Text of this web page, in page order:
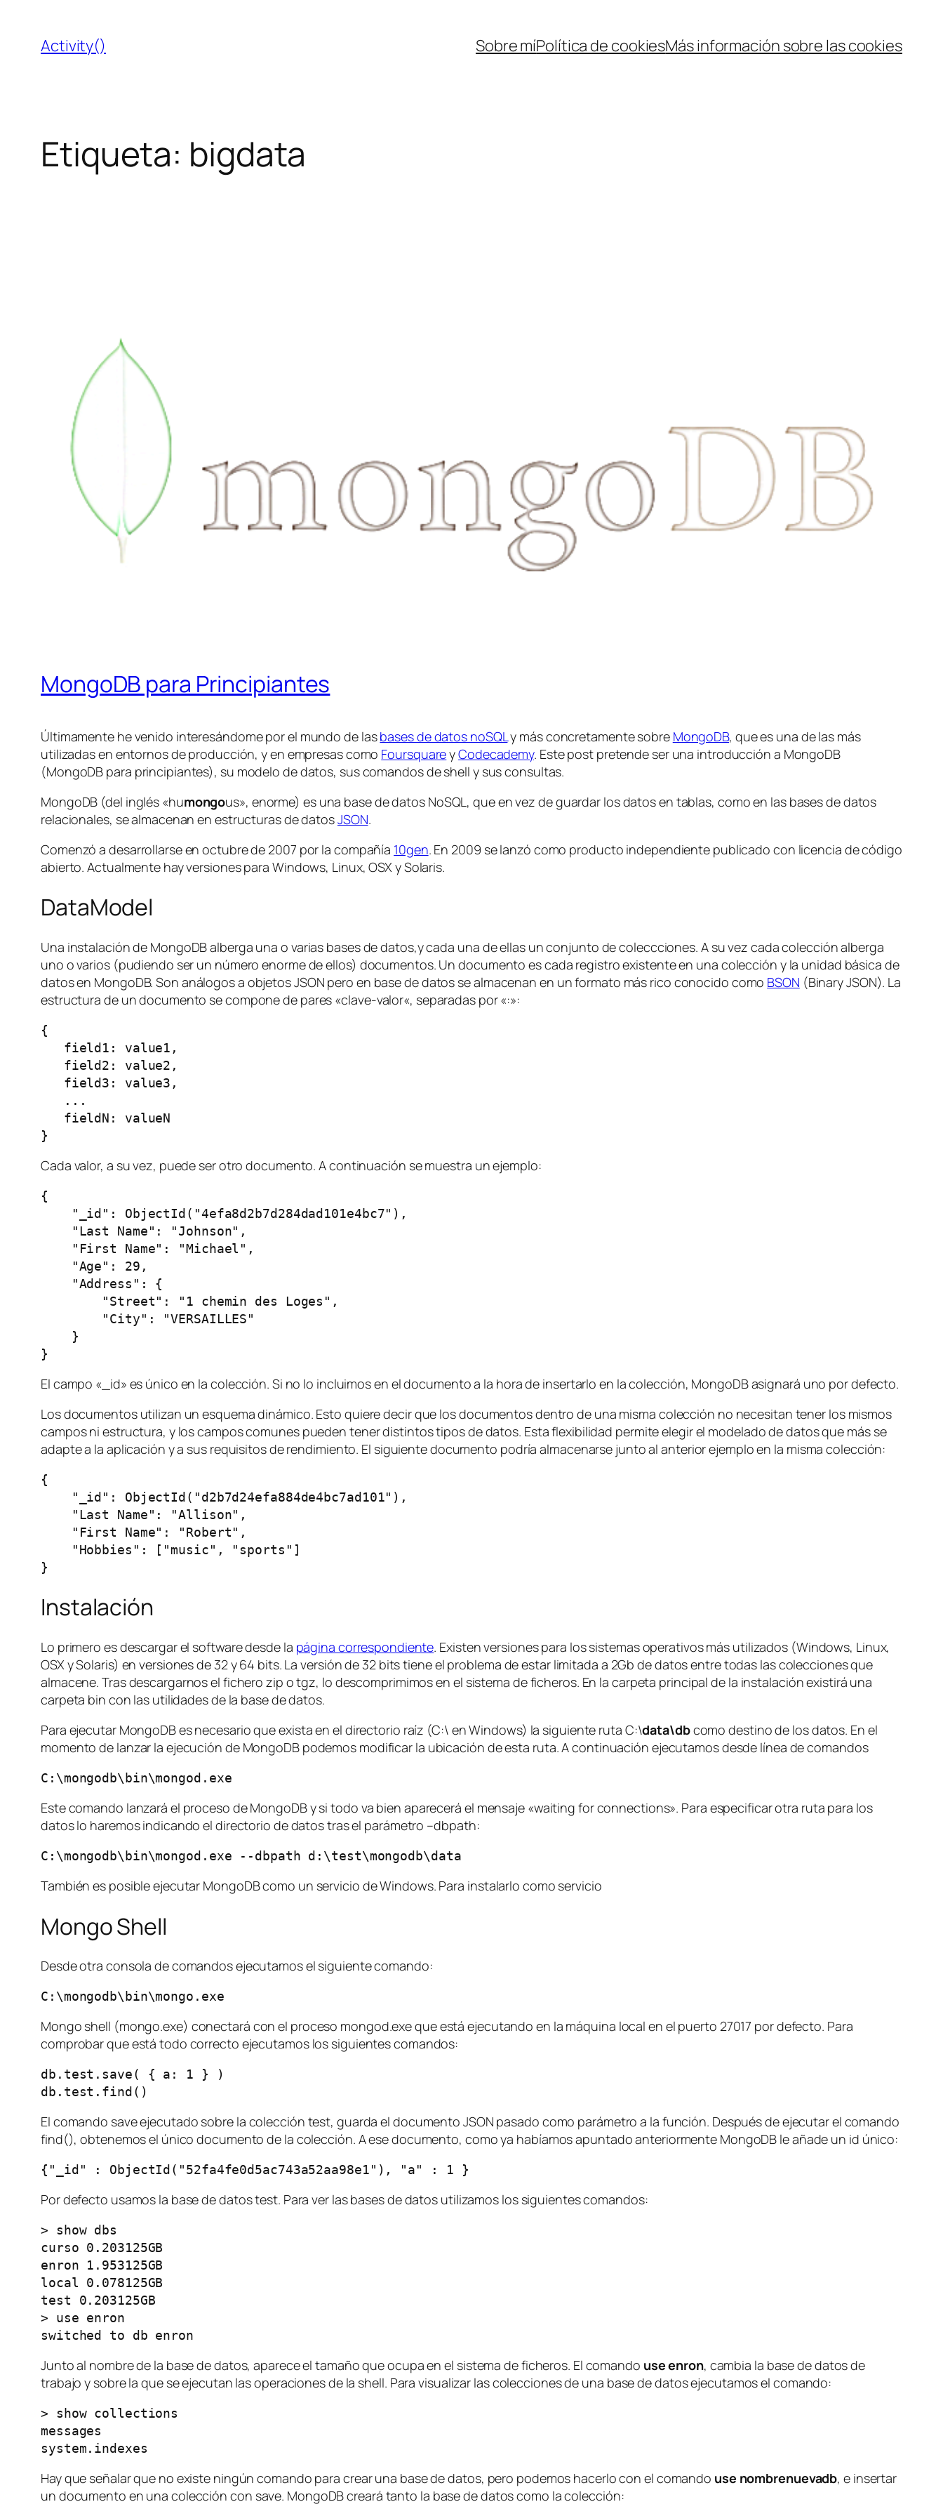
contenido
Activity() Sobre míPolítica de cookiesMás información sobre las cookies
Etiqueta: bigdata
MongoDB para Principiantes
Últimamente he venido interesándome por el mundo de lasbases de datos noSQLy más concretamente sobre MongoDB, que es una de las más
utilizadas en entornos de producción, y en empresas como FoursquareyCodecademy. Este post pretende ser una introducción a MongoDB
(MongoDB para principiantes), su modelo de datos, sus comandos de shell y sus consultas.
MongoDB (del inglés «humongous», enorme) es una base de datos NoSQL, que en vez de guardar los datos en tablas, como en las bases de datos
relacionales, se almacenan en estructuras de datosJSON.
Comenzó a desarrollarse en octubre de 2007 por la compañía 10gen. En 2009 se lanzó como producto independiente publicado con licencia de código
abierto. Actualmente hay versiones para Windows, Linux, OSX y Solaris.
DataModel
Una instalación de MongoDB alberga una o varias bases de datos,y cada una de ellas un conjunto decoleccciones. A su vez cada colección alberga
uno o varios (pudiendo ser un número enorme de ellos) documentos. Un documento es cada registro existente en una colección y la unidad básica de
datos en MongoDB. Son análogos a objetos JSON pero en base de datos se almacenan en un formato más rico conocido como BSON (Binary JSON). La
estructura de un documento se compone de pares «clave-valor«, separadas por «:»:
{
   field1: value1,
   field2: value2,
   field3: value3,
   ...
   fieldN: valueN
}
Cada valor, a su vez, puede ser otro documento. A continuación se muestra un ejemplo:
{
    "_id": ObjectId("4efa8d2b7d284dad101e4bc7"),
    "Last Name": "Johnson",
    "First Name": "Michael",
    "Age": 29,
    "Address": {
        "Street": "1 chemin des Loges",
        "City": "VERSAILLES"
    }
}
El campo «_id» es único en la colección. Si no lo incluimos en el documento a la hora de insertarlo en la colección, MongoDB asignará uno por defecto.
Los documentos utilizan un esquema dinámico. Esto quiere decir que los documentos dentro de una misma colección no necesitan tener los mismos
campos ni estructura, y los campos comunes pueden tener distintos tipos de datos. Esta flexibilidad permite elegir el modelado de datos que más se
adapte a la aplicación y a sus requisitos de rendimiento. El siguiente documento podría almacenarse junto al anterior ejemplo en la misma colección:
{
    "_id": ObjectId("d2b7d24efa884de4bc7ad101"),
    "Last Name": "Allison",
    "First Name": "Robert",
    "Hobbies": ["music", "sports"]
}
Instalación
Lo primero es descargar el software desde la página correspondiente. Existen versiones para los sistemas operativos más utilizados (Windows, Linux,
OSX y Solaris) en versiones de 32 y 64 bits. La versión de 32 bits tiene el problema de estar limitada a 2Gb de datos entre todas las colecciones que
almacene. Tras descargarnos el fichero zip o tgz, lo descomprimimos en el sistema de ficheros. En la carpeta principal de la instalación existirá una
carpeta bin con las utilidades de la base de datos.
Para ejecutar MongoDB es necesario que exista en el directorio raíz (C:\ en Windows) la siguiente ruta C:\data\dbcomo destino de los datos. En el
momento de lanzar la ejecución de MongoDB podemos modificar la ubicación de esta ruta. A continuación ejecutamos desde línea de comandos
C:\mongodb\bin\mongod.exe
Este comando lanzará el proceso de MongoDB y si todo va bien aparecerá el mensaje «waiting for connections». Para especificar otra ruta para los
datos lo haremos indicando el directorio de datos tras el parámetro –dbpath:
C:\mongodb\bin\mongod.exe --dbpath d:\test\mongodb\data
También es posible ejecutar MongoDB como un servicio de Windows. Para instalarlo como servicio
Mongo Shell
Desde otra consola de comandos ejecutamos el siguiente comando:
C:\mongodb\bin\mongo.exe
Mongo shell (mongo.exe) conectará con el proceso mongod.exe que está ejecutando en la máquina local en el puerto 27017 por defecto. Para
comprobar que está todo correcto ejecutamos los siguientes comandos:
db.test.save( { a: 1 } )
db.test.find()
El comando saveejecutado sobre la colección test, guarda el documento JSON pasado como parámetro a la función. Después de ejecutar el comando
find(), obtenemos el único documento de la colección. A ese documento, como ya habíamos apuntado anteriormente MongoDB le añade un id único:
{"_id" : ObjectId("52fa4fe0d5ac743a52aa98e1"), "a" : 1 }
Por defecto usamos la base de datos test. Para ver las bases de datos utilizamos los siguientes comandos:
> show dbs
curso 0.203125GB
enron 1.953125GB
local 0.078125GB
test 0.203125GB
> use enron
switched to db enron
Junto al nombre de la base de datos, aparece el tamaño que ocupa en el sistema de ficheros. El comando use enron, cambia la base de datos de
trabajo y sobre la que se ejecutan las operaciones de la shell. Para visualizar las colecciones de una base de datos ejecutamos el comando:
> show collections
messages
system.indexes
Hay que señalar que no existe ningún comando para crear una base de datos, pero podemos hacerlo con el comando use nombrenuevadb, e insertar
un documento en una colección con save. MongoDB creará tanto la base de datos como la colección: